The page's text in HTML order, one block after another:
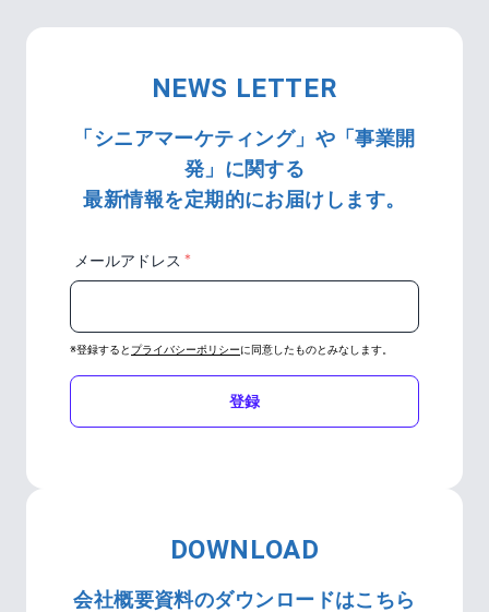
NEWS LETTER
「シニアマーケティング」や「事業開
発」に関する
最新情報を定期的にお届けします。
メールアドレス ＊
※登録すると プライバシーポリシーに同意したものとみなします。
登録
DOWNLOAD
会社概要資料のダウンロードはこちら